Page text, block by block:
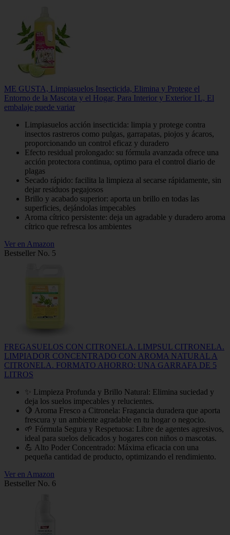
ME GUSTA, Limpiasuelos Insecticida, Elimina y Protege el
Entorno de la Mascota y el Hogar, Para Interior y Exterior 1L, El
embalaje puede variar
Limpiasuelos acción insecticida: limpia y protege contra
insectos rastreros como pulgas, garrapatas, piojos y ácaros,
proporcionando un control eficaz y duradero
Efecto residual prolongado: su fórmula avanzada ofrece una
acción protectora continua, optimo para el control diario de
plagas
Secado rápido: facilita la limpieza al secarse rápidamente, sin
dejar residuos pegajosos
Brillo y acabado superior: aporta un brillo en todas las
superficies, dejándolas impecables
Aroma cítrico persistente: deja un agradable y duradero aroma
cítrico que refresca los ambientes
Ver en Amazon
Bestseller No. 5
FREGASUELOS CON CITRONELA. LIMPSUL CITRONELA.
LIMPIADOR CONCENTRADO CON AROMA NATURAL A
CITRONELA. FORMATO AHORRO: UNA GARRAFA DE 5
LITROS
✨ Limpieza Profunda y Brillo Natural: Elimina suciedad y
deja los suelos impecables y relucientes.
🍋 Aroma Fresco a Citronela: Fragancia duradera que aporta
frescura y un ambiente agradable en tu hogar o negocio.
🌱 Fórmula Segura y Respetuosa: Libre de agentes agresivos,
ideal para suelos delicados y hogares con niños o mascotas.
💪 Alto Poder Concentrado: Máxima eficacia con una
pequeña cantidad de producto, optimizando el rendimiento.
Ver en Amazon
Bestseller No. 6